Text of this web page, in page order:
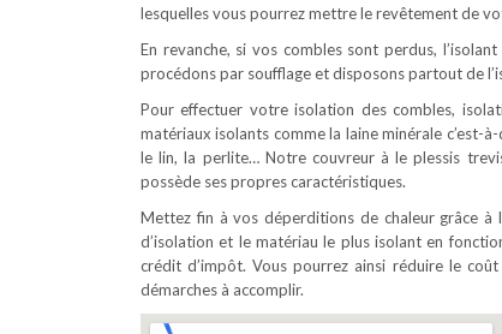
lesquelles vous pourrez mettre le revêtement de
En revanche, si vos combles sont perdus,
procédons par soufflage et disposons partout de
Pour effectuer votre isolation des combles,
matériaux isolants comme la laine minérale c’est-
le lin, la perlite… Notre couvreur à le plessis
possède ses propres caractéristiques.
Mettez fin à vos déperditions de chaleur grâce
d’isolation et le matériau le plus isolant en
crédit d’impôt. Vous pourrez ainsi réduire le
démarches à accomplir.